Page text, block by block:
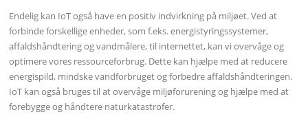
Endelig kan IoT også have en positiv indvirkning på miljøet. Ved at
forbinde forskellige enheder, som f.eks. energistyringssystemer,
affaldshåndtering og vandmålere, til internettet, kan vi overvåge og
optimere vores ressourceforbrug. Dette kan hjælpe med at reducere
energispild, mindske vandforbruget og forbedre affaldshåndteringen.
IoT kan også bruges til at overvåge miljøforurening og hjælpe med at
forebygge og håndtere naturkatastrofer.